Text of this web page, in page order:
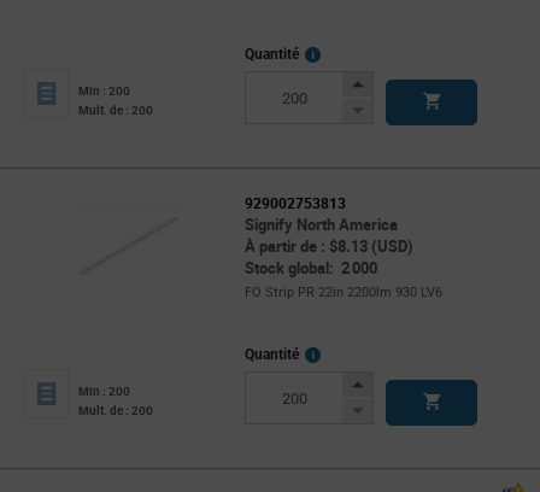
Min : 200
Mult. de : 200
Quantité
More
Increase
Decrease
929002753813
Signify North America
À partir de : $8.13 (USD)
Stock global: 2 000
FO Strip PR 22in 2200lm 930 LV6
Min : 200
Mult. de : 200
Quantité
More
Increase
Decrease